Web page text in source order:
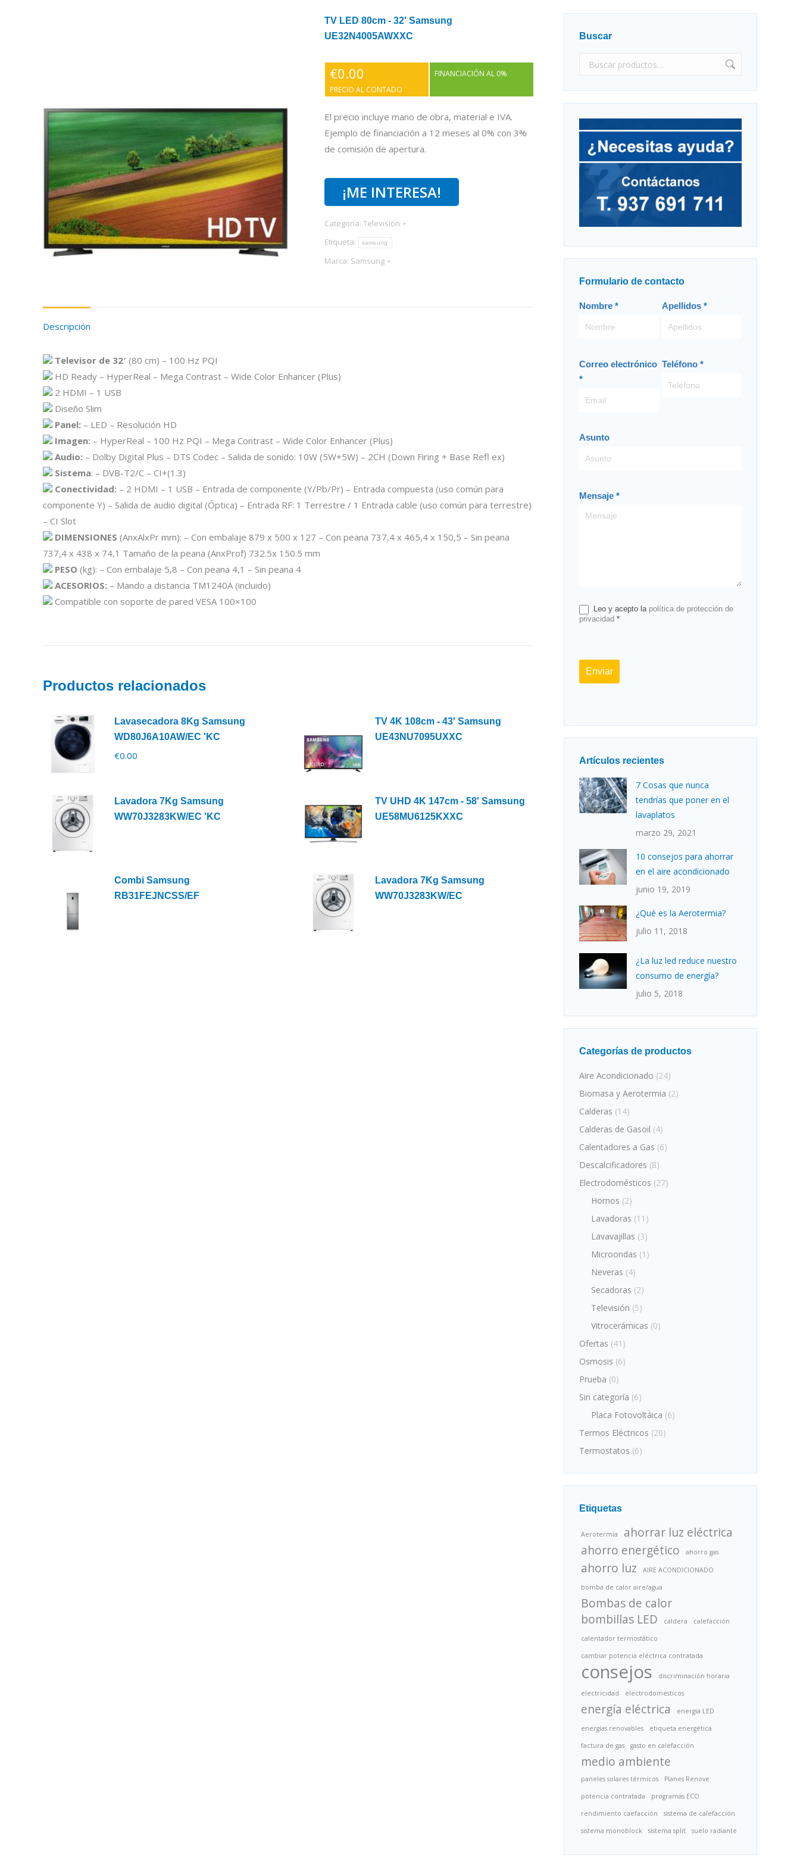
TV LED 80cm - 32' Samsung
UE32N4005AWXXC
€0.00
PRECIO AL CONTADO
FINANCIACIÓN AL 0%
El precio incluye mano de obra, material e IVA.
Ejemplo de financiación a 12 meses al 0% con 3%
de comisión de apertura.
¡ME INTERESA!
Categoría: Televisión
Etiqueta:
samsung
Marca: Samsung
Descripción
Televisor de 32′ (80 cm) – 100 Hz PQI
HD Ready – HyperReal – Mega Contrast – Wide Color Enhancer (Plus)
2 HDMI – 1 USB
Diseño Slim
Panel: – LED – Resolución HD
Imagen: – HyperReal – 100 Hz PQI – Mega Contrast – Wide Color Enhancer (Plus)
Audio: – Dolby Digital Plus – DTS Codec – Salida de sonido: 10W (5W+5W) – 2CH (Down Firing + Base Refl ex)
Sistema: – DVB-T2/C – CI+(1.3)
Conectividad: – 2 HDMI – 1 USB – Entrada de componente (Y/Pb/Pr) – Entrada compuesta (uso común para
componente Y) – Salida de audio digital (Óptica) – Entrada RF: 1 Terrestre / 1 Entrada cable (uso común para terrestre)
– CI Slot
DIMENSIONES (AnxAlxPr mm): – Con embalaje 879 x 500 x 127 – Con peana 737,4 x 465,4 x 150,5 – Sin peana
737,4 x 438 x 74,1 Tamaño de la peana (AnxProf) 732.5x 150.5 mm
PESO (kg): – Con embalaje 5,8 – Con peana 4,1 – Sin peana 4
ACESORIOS: – Mando a distancia TM1240A (incluido)
Compatible con soporte de pared VESA 100×100
Productos relacionados
Lavasecadora 8Kg Samsung
WD80J6A10AW/EC 'KC
€0.00
TV 4K 108cm - 43' Samsung
UE43NU7095UXXC
Lavadora 7Kg Samsung
WW70J3283KW/EC 'KC
TV UHD 4K 147cm - 58' Samsung
UE58MU6125KXXC
Combi Samsung
RB31FEJNCSS/EF
Lavadora 7Kg Samsung
WW70J3283KW/EC
Buscar
Formulario de contacto
Contacto
Nombre * Apellidos*
Correo electrónico
*
Teléfono*
Asunto
Mensaje *
Leo y acepto la política de protección de
privacidad *
Enviar
Artículos recientes
7 Cosas que nunca
tendrías que poner en el
lavaplatos
marzo 29, 2021
10 consejos para ahorrar
en el aire acondicionado
junio 19, 2019
¿Qué es la Aerotermia?
julio 11, 2018
¿La luz led reduce nuestro
consumo de energía?
julio 5, 2018
Categorías de productos
Aire Acondicionado (24)
Biomasa y Aerotermia (2)
Calderas (14)
Calderas de Gasoil (4)
Calentadores a Gas (6)
Descalcificadores (8)
Electrodomésticos (27)
Hornos (2)
Lavadoras (11)
Lavavajillas (3)
Microondas (1)
Neveras (4)
Secadoras (2)
Televisión (5)
Vitrocerámicas (0)
Ofertas (41)
Osmosis (6)
Prueba (0)
Sin categoría (6)
Placa Fotovoltáica (6)
Termos Eléctricos (20)
Termostatos (6)
Etiquetas
Aerotermia
ahorrar luz eléctrica
ahorro energético
ahorro gas
ahorro luz AIRE ACONDICIONADO
bomba de calor aire/agua
Bombas de calor
bombillas LED
caldera calefacción
calentador termostático
cambiar potencia eléctrica contratada
consejos discriminación horaria
electricidad electrodomésticos
energía eléctrica energía LED
energías renovables etiqueta energética
factura de gas gasto en calefacción
medio ambiente
paneles solares térmicos Planes Renove
potencia contratada programas ECO
rendimiento caefacción sistema de calefacción
sistema monoblock sistema split suelo radiante